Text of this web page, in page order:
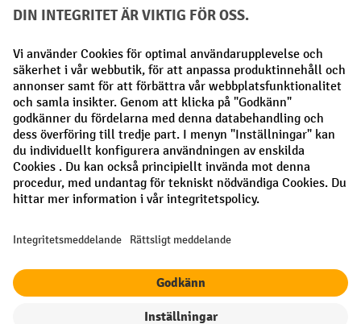
Faktura Förskottsbetalning
Sociala nätverk
Facebook
LinkedIn
Instagram
Allmänna villkor Utgivare Sekretesspolicy
Alla priser exkl. Moms plusfraktkostnaderoch eventuella
¹ Rabatten gäller så länge lagret räcker. Rabatten gäller inte